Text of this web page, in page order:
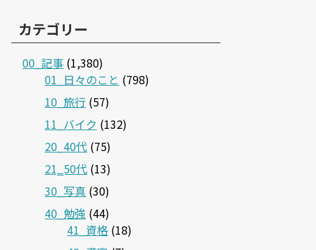
カテゴリー
00_記事 (1,380)
01_日々のこと (798)
10_旅行 (57)
11_バイク (132)
20_40代 (75)
21‗50代 (13)
30_写真 (30)
40_勉強 (44)
41_資格 (18)